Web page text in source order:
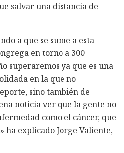
salvar una distancia de
a que se sume a esta
en torno a 300
superaremos ya que es una
en la que no
sino también de
noticia ver que la gente no
como el cáncer, que
ha explicado Jorge Valiente,